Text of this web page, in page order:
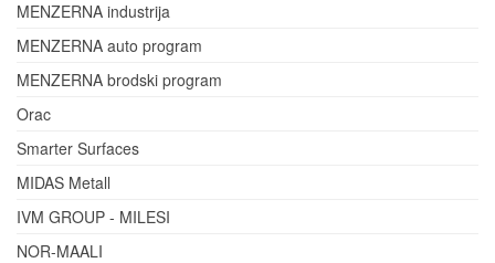
MENZERNA industrija
MENZERNA auto program
MENZERNA brodski program
Orac
Smarter Surfaces
MIDAS Metall
IVM GROUP - MILESI
NOR-MAALI